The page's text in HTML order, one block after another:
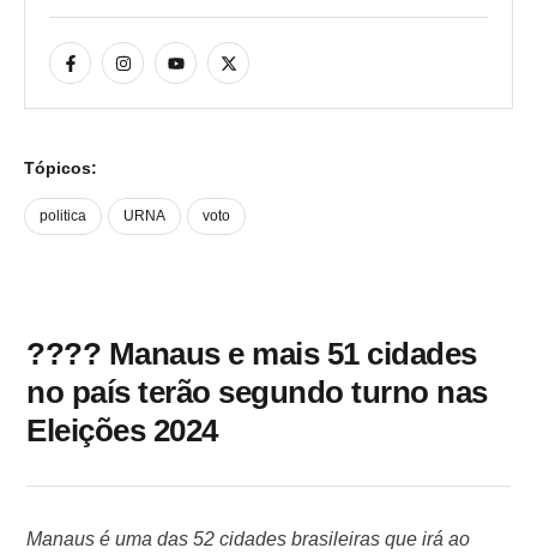
Tópicos:
politica URNA voto
???? Manaus e mais 51 cidades
no país terão segundo turno nas
Eleições 2024
Manaus é uma das 52 cidades brasileiras que irá ao